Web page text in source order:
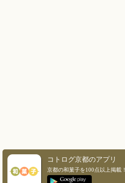
コトログ京都のアプリ
京都の和菓子を100点以上掲載！